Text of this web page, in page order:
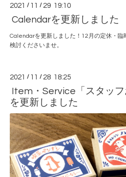
2021 / 11 / 29 19:10
Calendarを更新しました
Calendarを更新しました！12月の定休・臨
検討くださいませ。
2021 / 11 / 28 18:25
Item・Service「スタッフ
を更新しました